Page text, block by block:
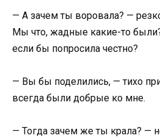
— А зачем ты воровала? —
Мы что, жадные какие-то
если бы попросила честно?
— Вы бы поделились, — тихо
всегда были добрые ко мне.
— Тогда зачем же ты крала? —